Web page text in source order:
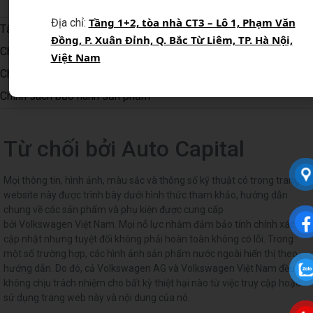
Tất cả chính sách
Chính sách bảo mật thông tin người dùng
Chính sách giao nhận
Chính sách bảo hành sản phẩm
Từ chối bởi Auto Capital
Mọi thông tin, hình ảnh, màu sắc và thông số kỹ thuật có trong trang
website này được trình bày dưới hình thức tham khảo, hướng dẫn
chung về các sản phẩm và phụ kiện được cung cấp
bởi Volkswagen Việt Nam. Mọi nỗ lực nhằm đảm bảo tính chính xác và
cập nhật nhưng tuyệt đối không phải hoàn toàn không có lỗi. Trong
một số trường hợp, các hình ảnh sản phẩm nước ngoài hiển thị theo
hướng dẫn. Do đó, cả Volkswagen AG và Volkswagen Việt Nam đều
không chịu trách nhiệm cho bất kỳ thiệt hại nào từ việc truy cập hoặc
sử dụng trang web này và nội dung của nó.
Địa chỉ: Tầng 1+2, tòa nhà CT3 – Lô 1, Phạm Văn
Đồng, P. Xuân Đỉnh, Q. Bắc Từ Liêm, TP. Hà Nội,
Việt Nam